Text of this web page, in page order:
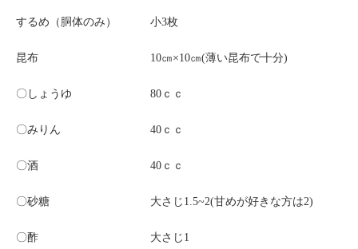
するめ（胴体のみ） 小3枚
昆布 10㎝×10㎝(薄い昆布で十分)
〇しょうゆ 80ｃｃ
〇みりん 40ｃｃ
〇酒 40ｃｃ
〇砂糖 大さじ1.5~2(甘めが好きな方は2)
〇酢 大さじ1